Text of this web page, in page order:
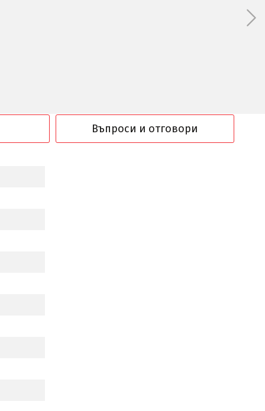
Въпроси и отговори